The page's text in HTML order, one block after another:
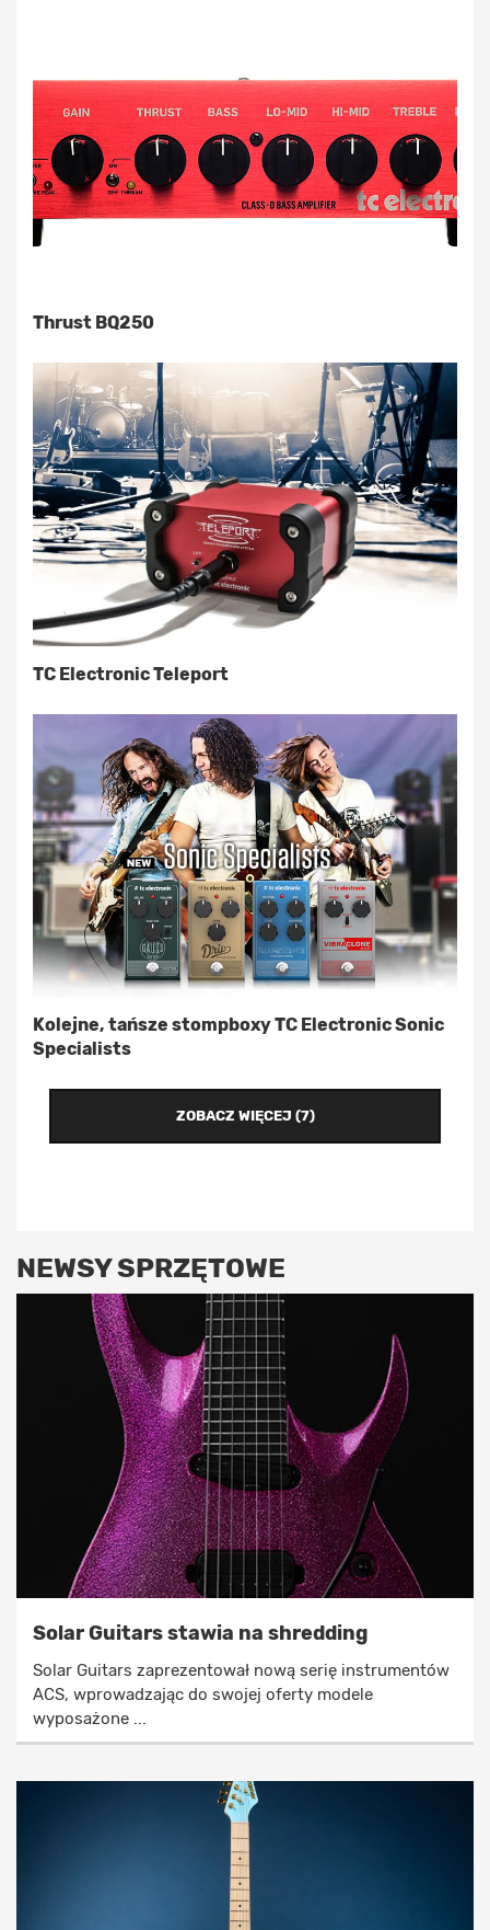
Thrust BQ250
TC Electronic Teleport
Kolejne, tańsze stompboxy TC Electronic Sonic
Specialists
ZOBACZ WIĘCEJ (7)
NEWSY SPRZĘTOWE
Solar Guitars stawia na shredding
Solar Guitars zaprezentował nową serię instrumentów
ACS, wprowadzając do swojej oferty modele
wyposażone ...